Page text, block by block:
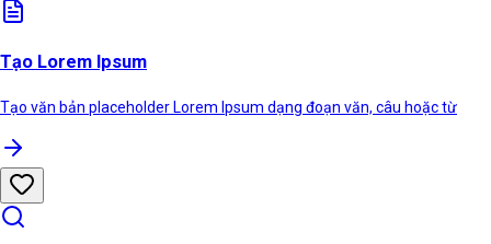
Tạo Lorem Ipsum
Tạo văn bản placeholder Lorem Ipsum dạng đoạn văn, câu hoặc từ